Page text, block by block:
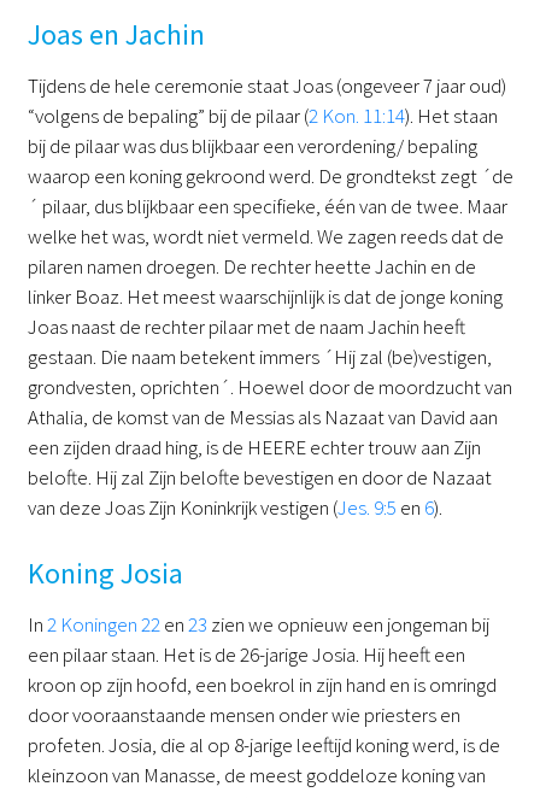
Joas en Jachin
Tijdens de hele ceremonie staat Joas (ongeveer 7 jaar oud)
“volgens de bepaling” bij de pilaar (2 Kon. 11:14). Het staan
bij de pilaar was dus blijkbaar een verordening/ bepaling
waarop een koning gekroond werd. De grondtekst zegt ´de
´ pilaar, dus blijkbaar een specifieke, één van de twee. Maar
welke het was, wordt niet vermeld. We zagen reeds dat de
pilaren namen droegen. De rechter heette Jachin en de
linker Boaz. Het meest waarschijnlijk is dat de jonge koning
Joas naast de rechter pilaar met de naam Jachin heeft
gestaan. Die naam betekent immers ´Hij zal (be)vestigen,
grondvesten, oprichten´. Hoewel door de moordzucht van
Athalia, de komst van de Messias als Nazaat van David aan
een zijden draad hing, is de HEERE echter trouw aan Zijn
belofte. Hij zal Zijn belofte bevestigen en door de Nazaat
van deze Joas Zijn Koninkrijk vestigen (Jes. 9:5 en 6).
Koning Josia
In2 Koningen 22en23 zien we opnieuw een jongeman bij
een pilaar staan. Het is de 26-jarige Josia. Hij heeft een
kroon op zijn hoofd, een boekrol in zijn hand en is omringd
door vooraanstaande mensen onder wie priesters en
profeten. Josia, die al op 8-jarige leeftijd koning werd, is de
kleinzoon van Manasse, de meest goddeloze koning van